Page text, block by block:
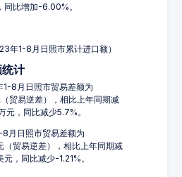
同比增加-6.00%。
年1-8月日照市累计进口额）
统计
8月日照市贸易差额为
贸易逆差），相比上年同期减
，同比减少5.7%。
月日照市贸易差额为
贸易逆差），相比上年同期减
，同比减少-1.21%。